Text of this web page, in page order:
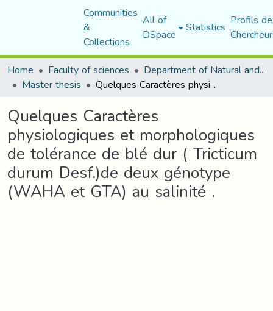
Communities
&
Collections
All of
DSpace Statistics Profils
Home
Faculty of sciences Department of Natural and Life Sciences
Master thesis Quelques Caractères physiologiques et morphologiques de tolérance de blé dur ( Tricticum durum Desf.)de deux génotype (WAHA et GTA) au salinité .
Quelques Caractères
physiologiques et morphologiques
de tolérance de blé dur ( Tricticum
durum Desf.)de deux génotype
(WAHA et GTA) au salinité .